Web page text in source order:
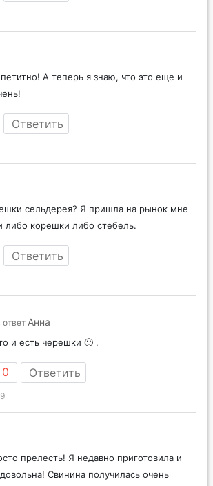
А теперь я знаю, что это еще и
Ответить
сельдерея? Я пришла на рынок мне
либо корешки либо стебель.
Ответить
ответ Анна
и есть черешки 🙂 .
0 Ответить
прелесть! Я недавно приготовила и
Свинина получилась очень